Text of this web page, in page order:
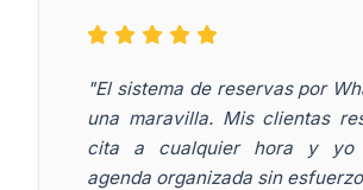
"El sistema de reservas por
una maravilla. Mis clientas
cita a cualquier hora y yo
agenda organizada sin